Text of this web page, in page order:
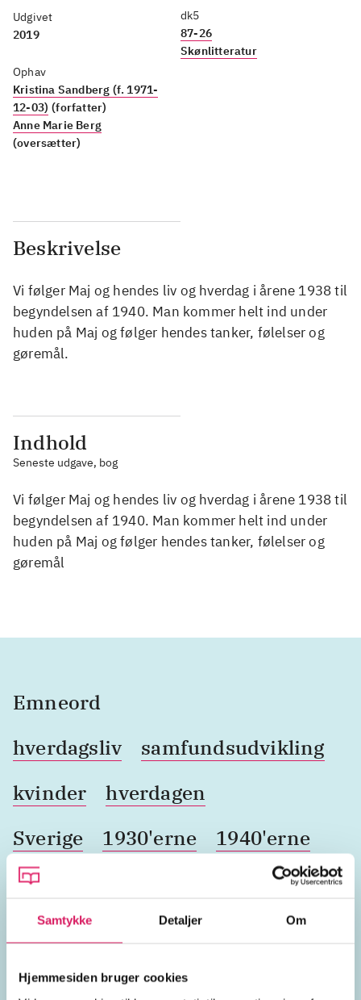
Samtykke Detaljer Om
Hjemmesiden bruger cookies
Udgivet
2019
Ophav
Kristina Sandberg (f. 1971-
12-03) (forfatter)
Anne Marie Berg
(oversætter)
dk5
87-26
Skønlitteratur
Beskrivelse
Vi følger Maj og hendes liv og hverdag i årene 1938 til
begyndelsen af 1940. Man kommer helt ind under
huden på Maj og følger hendes tanker, følelser og
gøremål.
Indhold
Seneste udgave, bog
Vi følger Maj og hendes liv og hverdag i årene 1938 til
begyndelsen af 1940. Man kommer helt ind under
huden på Maj og følger hendes tanker, følelser og
gøremål
Emneord
hverdagsliv
samfundsudvikling
kvinder
hverdagen
Sverige
1930'erne 1940'erne
Lignende emneord
børn fremtiden kvindeliv